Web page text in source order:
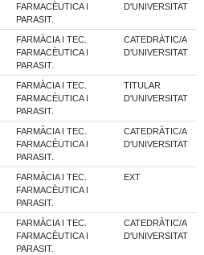
FARMACÈUTICA I
PARASIT.
D'UNIVERSITAT
FARMÀCIA I TEC.
FARMACÈUTICA I
PARASIT.
CATEDRÀTIC/A
D'UNIVERSITAT
FARMÀCIA I TEC.
FARMACÈUTICA I
PARASIT.
TITULAR
D'UNIVERSITAT
FARMÀCIA I TEC.
FARMACÈUTICA I
PARASIT.
CATEDRÀTIC/A
D'UNIVERSITAT
FARMÀCIA I TEC.
FARMACÈUTICA I
PARASIT.
EXT
FARMÀCIA I TEC.
FARMACÈUTICA I
PARASIT.
CATEDRÀTIC/A
D'UNIVERSITAT